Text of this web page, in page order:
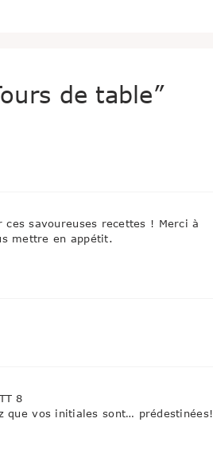
de table”
savoureuses recettes ! Merci à
mettre en appétit.
8
que vos initiales sont… prédestinées!